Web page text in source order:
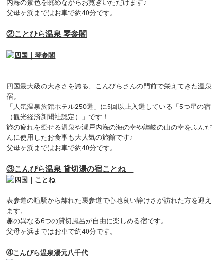
内海の景色を眺めながらお寛ぎいただけます♪
父母ヶ浜まではお車で約40分です。
②ことひら温泉 琴参閣
四国最大級の大きさを誇る、こんぴらさんの門前で栄えてきた温泉
宿。
「人気温泉旅館ホテル250選」に5回以上入選している「5つ星の宿
（観光経済新聞社認定）」です！
旅の疲れを癒せる温泉や瀬戸内海の海の幸や讃岐の山の幸をふんだ
んに使用したお食事も大人気の旅館です♪
父母ヶ浜まではお車で約40分です。
③こんぴら温泉 貸切湯の宿ことね
表参道の喧騒から離れた裏参道で心地良い静けさが訪れた方を迎え
ます。
趣の異なる6つの貸切風呂が自由に楽しめる宿です。
父母ヶ浜まではお車で約40分です。
➃こんぴら温泉湯元八千代